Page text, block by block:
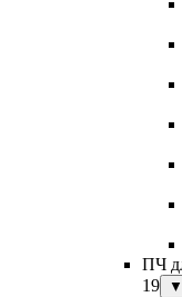
ПЧ
19
▼